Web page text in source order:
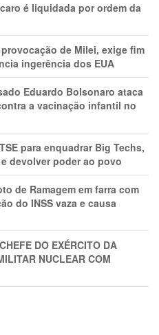
é liquidada por ordem da
de Milei, exige fim
ingerência dos EUA
Eduardo Bolsonaro ataca
a vacinação infantil no
para enquadrar Big Techs,
devolver poder ao povo
de Ramagem em farra com
do INSS vaza e causa
DO EXÉRCITO DA
NUCLEAR COM